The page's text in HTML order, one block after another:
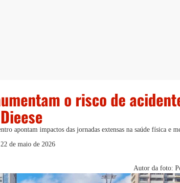
o risco de
apontam impactos das jornadas extensas na saúde física e
22 de maio de 2026
Autor da foto: